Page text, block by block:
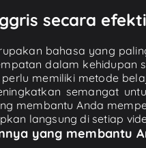
secara
bahasa yang
dalam kehidupan
memiliki metode
semangat
membantu Anda
langsung di setiap
yang membantu